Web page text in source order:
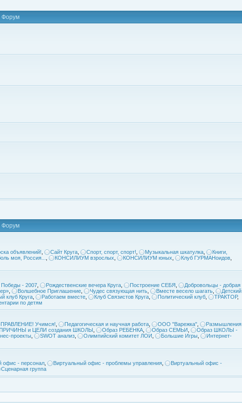
Форум
Форум
объявлений! Сайт Круга Спорт, спорт, спорт! Музыкальная шкатулка
Книги,
моя, Россия... КОНСИЛИУМ взрослых КОНСИЛИУМ юных Клуб ГУРМАНоидов
Победы - 2007 Рождественские вечера Круга Построение СЕБЯ
Добровольцы - добрая
Волшебное Приглашение Чудес связующая нить Вместе весело шагать
Детский
клуб Круга Работаем вместе Клуб Связистов Круга Политический клуб ТРАКТОР,
по детям
Учимся! Педагогическая и научная работа ООО "Варежка"
Размышления
ПРИЧИНЫ и ЦЕЛИ создания ШКОЛЫ Образ РЕБЕНКА Образ СЕМЬИ
Образ ШКОЛЫ -
проекты SWOT анализ Олимпийский комитет ЛОИ Большие Игры
Интернет-
офис - персонал Виртуальный офис - проблемы управления
Виртуальный офис -
Сценарная группа